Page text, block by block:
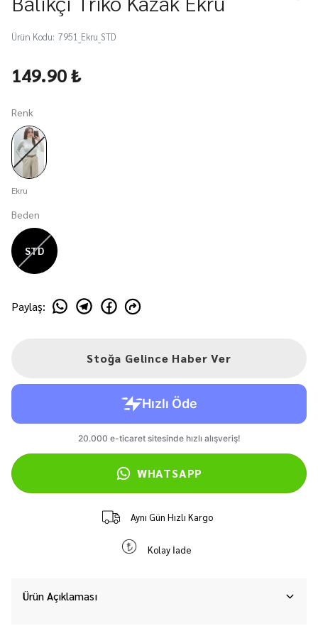
Ürün Kodu: 7951_Ekru_STD
149.90 ₺
Renk
Ekru
Beden
STD
Paylaş:
Stoğa Gelince Haber Ver
WHATSAPP
Aynı Gün Hızlı Kargo
Kolay İade
Ürün Açıklaması